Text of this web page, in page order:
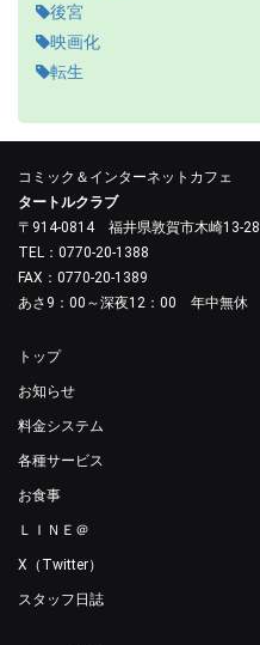
後宮
映画化
転生
コミック＆インターネットカフェ
タートルクラブ
〒914-0814 福井県敦賀市木崎13-28
TEL：0770-20-1388
FAX：0770-20-1389
あさ9：00～深夜12：00 年中無休
トップ
お知らせ
料金システム
各種サービス
お食事
ＬＩＮＥ＠
X（Twitter）
スタッフ日誌